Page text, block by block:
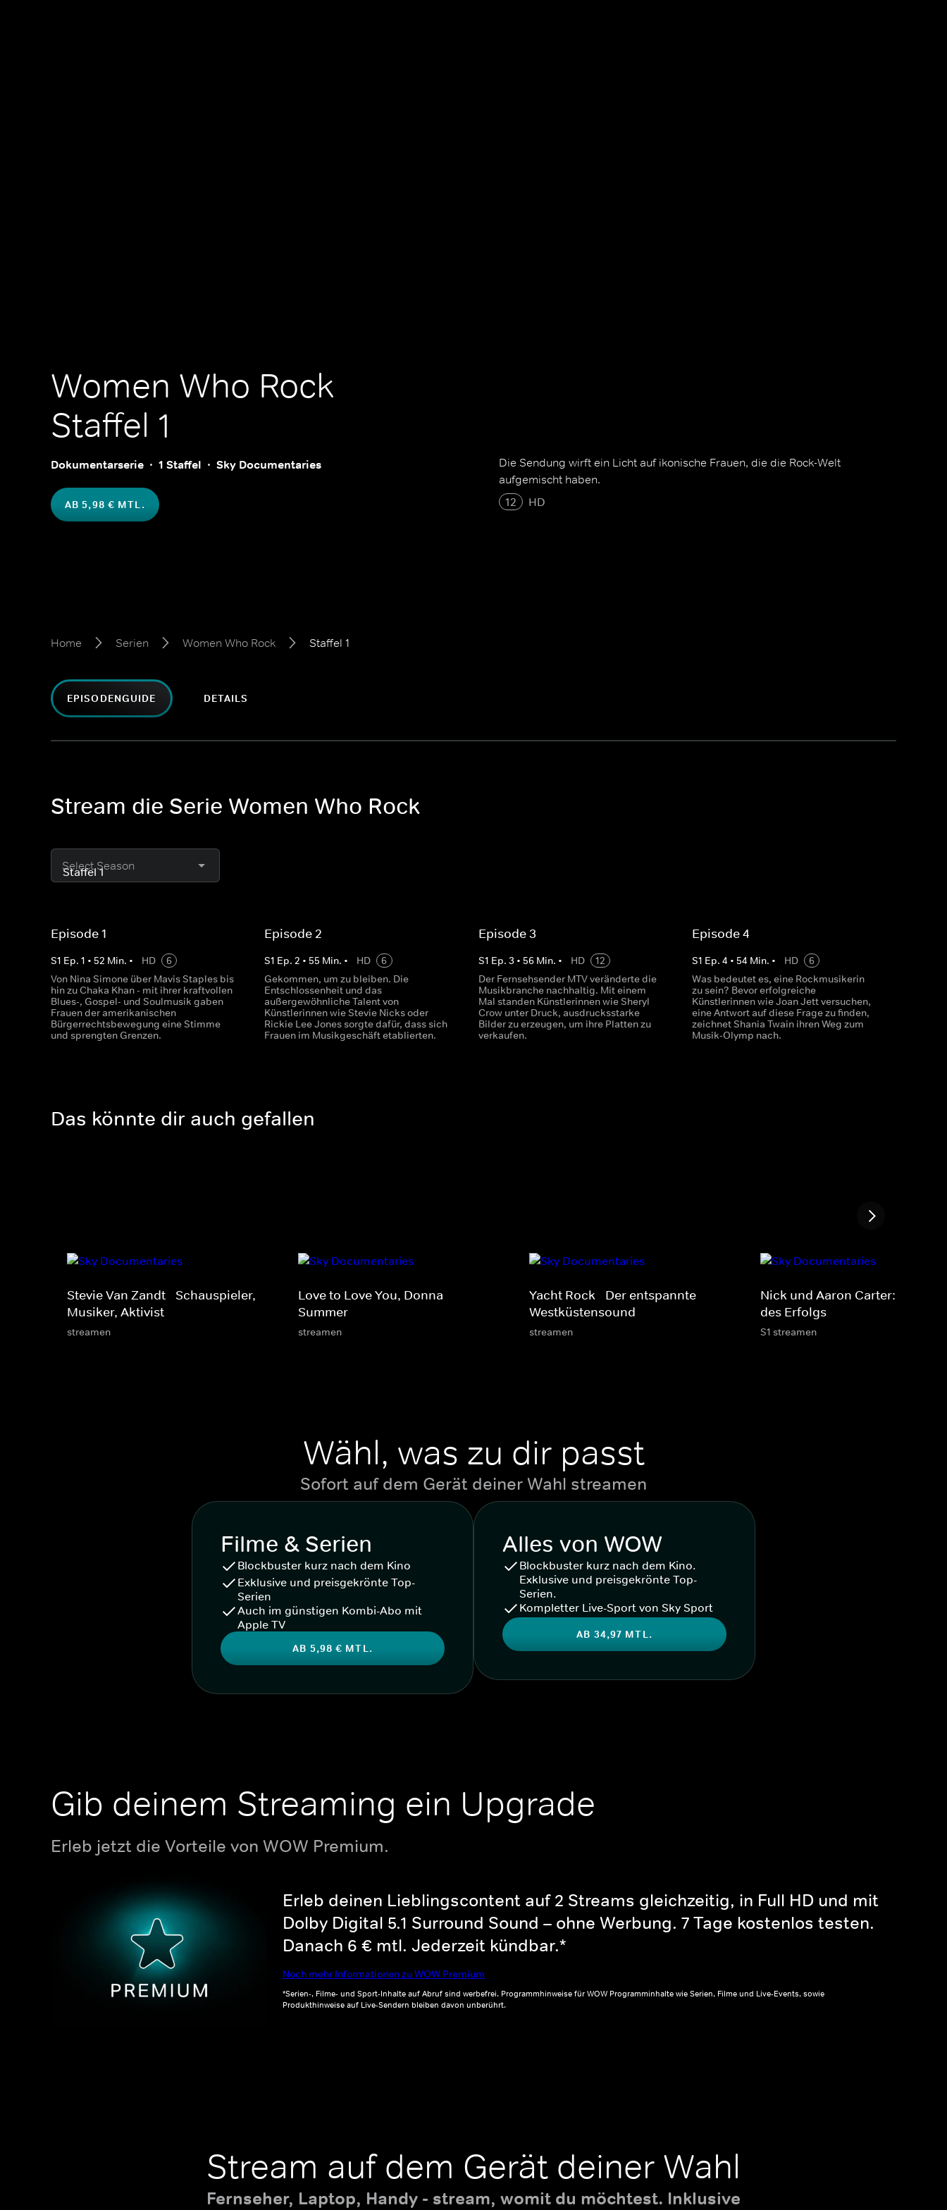
Women Who Rock
Staffel 1
Dokumentarserie 1 Staffel Sky Documentaries
AB 5,98 € MTL.
Die Sendung wirft ein Licht auf ikonische Frauen, die die Rock-Welt
aufgemischt haben.
12
HD
Home Serien Women Who Rock Staffel 1
EPISODENGUIDE DETAILS
Stream die Serie Women Who Rock
Select Season
Episode 1
S1 Ep. 1 • 52 Min. • HD
6
Von Nina Simone über Mavis Staples bis
hin zu Chaka Khan - mit ihrer kraftvollen
Blues-, Gospel- und Soulmusik gaben
Frauen der amerikanischen
Bürgerrechtsbewegung eine Stimme
und sprengten Grenzen.
Episode 2
S1 Ep.2 • 55 Min. • HD
6
Gekommen, um zu bleiben. Die
Entschlossenheit und das
außergewöhnliche Talent von
Künstlerinnen wie Stevie Nicks oder
Rickie Lee Jones sorgte dafür, dass sich
Frauen im Musikgeschäft etablierten.
Episode 3
S1 Ep. 3 • 56Min. • HD
12
Der Fernsehsender MTV veränderte die
Musikbranche nachhaltig. Mit einem
Mal standen Künstlerinnen wie Sheryl
Crow unter Druck, ausdrucksstarke
Bilder zu erzeugen, um ihre Platten zu
verkaufen.
Episode 4
S1 Ep. 4 • 54 Min. • HD
6
Was bedeutet es, eine Rockmusikerin
zu sein? Bevor erfolgreiche
Künstlerinnen wie Joan Jett versuchen,
eine Antwort auf diese Frage zu finden,
zeichnet Shania Twain ihren Weg zum
Musik-Olymp nach.
Das könnte dir auch gefallen
Stevie Van Zandt - Schauspieler,
Musiker, Aktivist
streamen
Love to Love You, Donna
Summer
streamen
Yacht Rock - Der entspannte
Westküstensound
streamen
Nick und Aaron Carter: Der
des Erfolgs
S1 streamen
Wähl, was zu dir passt
Sofort auf dem Gerät deiner Wahl streamen
Filme & Serien
Blockbuster kurz nach dem Kino
Exklusive und preisgekrönte Top-
Serien
Auch im günstigen Kombi-Abo mit
Apple TV
AB 5,98 € MTL.
Alles von WOW
Blockbuster kurz nach dem Kino.
Exklusive und preisgekrönte Top-
Serien.
Kompletter Live-Sport von Sky Sport
AB 34,97 MTL.
Gib deinem Streaming ein Upgrade
Erleb jetzt die Vorteile von WOW Premium.
Erleb deinen Lieblingscontent auf 2 Streams gleichzeitig, in Full HD und mit
Dolby Digital 5.1 Surround Sound – ohne Werbung. 7 Tage kostenlos testen.
Danach 6 € mtl. Jederzeit kündbar.*
Noch mehr Informationen zu WOW Premium
*Serien-, Filme- und Sport-Inhalte auf Abruf sind werbefrei. Programmhinweise für WOW Programminhalte wie Serien, Filme und Live-Events, sowie
Produkthinweise auf Live-Sendern bleiben davon unberührt.
Stream auf dem Gerät deiner Wahl
Fernseher, Laptop, Handy - stream, womit du möchtest. Inklusive